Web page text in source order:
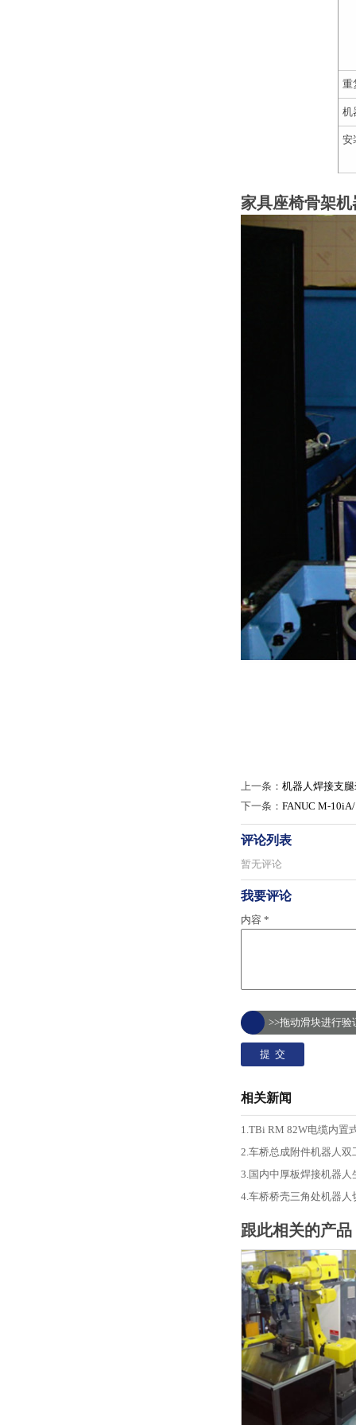
重
机
安
家具座椅骨架机
上一条： 机器人焊接支
下一条： FANUC M-
评论列表
暂无评论
我要评论
内容 *
>>拖动滑块进行验
相关新闻
1.TBi RM 82W电缆内置
2.车桥总成附件机器人双
3.国内中厚板焊接机器人
4.车桥桥壳三角处机器人
跟此相关的产品